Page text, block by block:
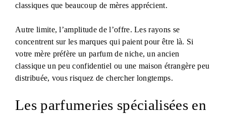
classiques que beaucoup de mères apprécient.
Autre limite, l’amplitude de l’offre. Les rayons se
concentrent sur les marques qui paient pour être là. Si
votre mère préfère un parfum de niche, un ancien
classique un peu confidentiel ou une maison étrangère peu
distribuée, vous risquez de chercher longtemps.
Les parfumeries spécialisées en